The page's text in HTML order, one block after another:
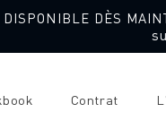
DISPONIBLE DÈS
Contrat